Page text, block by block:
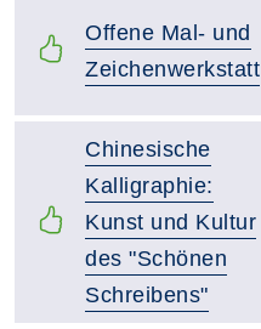
Offene Mal- und
Zeichenwerkstatt
Chinesische
Kalligraphie:
Kunst und Kultur
des "Schönen
Schreibens"